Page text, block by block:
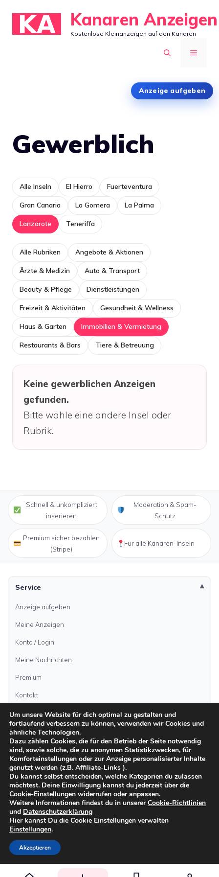
Inhalt
springen
Kanaren Anzeigen
Kostenlose Kleinanzeigen auf den Kanaren
MENÜ
Anzeige aufgeben
Gewerblich
Alle Inseln El Hierro Fuerteventura
Gran Canaria La Gomera La Palma
Lanzarote Teneriffa
Alle Rubriken Angebote & Aktionen
Ärzte & Medizin Auto & Transport
Beauty & Pflege Dienstleistungen
Freizeit & Aktivitäten Gesundheit & Wellness
Haus & Garten Immobilien & Vermietung
Restaurants & Bars Tiere & Betreuung
Keine gewerblichen Anzeigen
gefunden.
Bitte wähle eine andere Insel oder
Rubrik.
Schnell & unkompliziert
inserieren
Moderation & Spam-
Schutz
Premium sicher bezahlen
(Stripe)
Für alle Kanaren-Inseln
Service
Anzeige aufgeben
Meine Anzeigen
Konto / Login
Meine Nachrichten
Premium
Kontakt
Anzeige aufgeben
Kategorien
Inseln
ImpressumDatenschutzAGB Sicher inserierenModerationsrichtlinien
Um unsere Website für dich optimal zu gestalten und
fortlaufend verbessern zu können, verwenden wir Cookies und
ähnliche Technologien.
Dazu zählen Cookies, die für den Betrieb der Seite notwendig
sind, sowie solche, die zu anonymen Statistikzwecken, für
Komforteinstellungen oder zur Anzeige personalisierter Inhalte
genutzt werden (z.B. Affiliate-Links ).
Du kannst selbst entscheiden, welche Kategorien du zulassen
möchtest. Deine Einwilligung kannst du jederzeit über die
Cookie-Einstellungen widerrufen oder anpassen.
Weitere Informationen findest du in unsererCookie-Richtlinien
und Datenschutzerklärung
Hier kannst Du die Cookie Einstellungen verwalten
Einstellungen.
Akzeptieren